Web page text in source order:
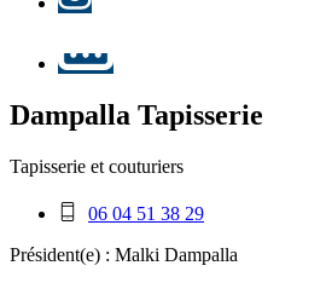
Dampalla Tapisserie
Tapisserie et couturiers
Téléphone
:
06 04 51 38 29
Président(e) : Malki Dampalla